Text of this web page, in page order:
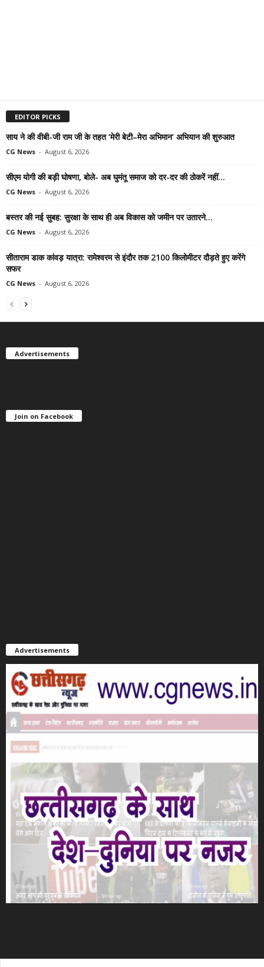
EDITOR PICKS
साय ने की वीबी-जी राम जी के तहत ‘मेरी बेटी–मेरा अभिमान’ अभियान की शुरुआत
CG News - August 6, 2026
सीएम योगी की बड़ी घोषणा, बोले- अब घुमंतू समाज को दर-दर की ठोकरें नहीं...
CG News - August 6, 2026
बस्तर की नई सुबह: सुरक्षा के साथ ही अब विकास को जमीन पर उतारने...
CG News - August 6, 2026
सीताराम डाक कांवड़ यात्रा: रामेश्वरम से इंदौर तक 2100 किलोमीटर दौड़ते हुए करेंगे
सफर
CG News - August 6, 2026
Advertisements
Join on Facebook
Advertisements